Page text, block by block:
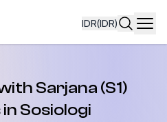
IDR(IDR)
Sarjana (S1)
Sosiologi